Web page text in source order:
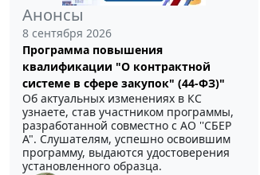
Анонсы
8 сентября 2026
Программа повышения
квалификации "О контрактной
системе в сфере закупок" (44-ФЗ)"
Об актуальных изменениях в КС
узнаете, став участником программы,
разработанной совместно с АО ''СБЕР
А". Слушателям, успешно освоившим
программу, выдаются удостоверения
установленного образца.